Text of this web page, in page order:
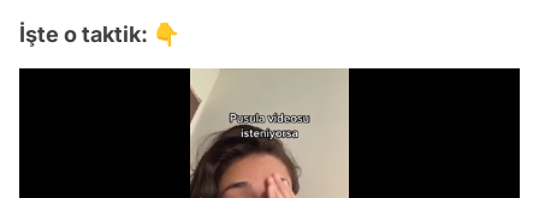
İşte o taktik: 👇